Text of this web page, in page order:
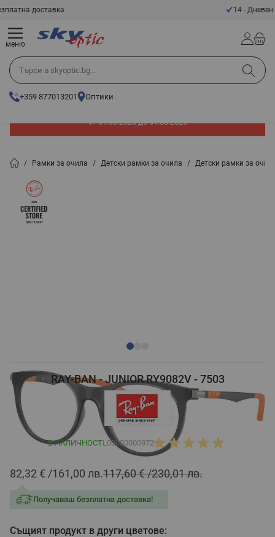
Прескачане към съдържанието
Търси в skyoptic.bg...
+359 877013201 Оптики
меню
от 01.08.2026 до 31.08.2026
/ Рамки за очила / Детски рамки за очила / Детски рамки за
RAY-BAN - JUNIOR RY9082V - 7503
В НАЛИЧНОСТL00000000972
117,60 € 230,01 лв.
82,32 € 161,00 лв.
Получаваш безплатна доставка!
Същият продукт в други цветове: